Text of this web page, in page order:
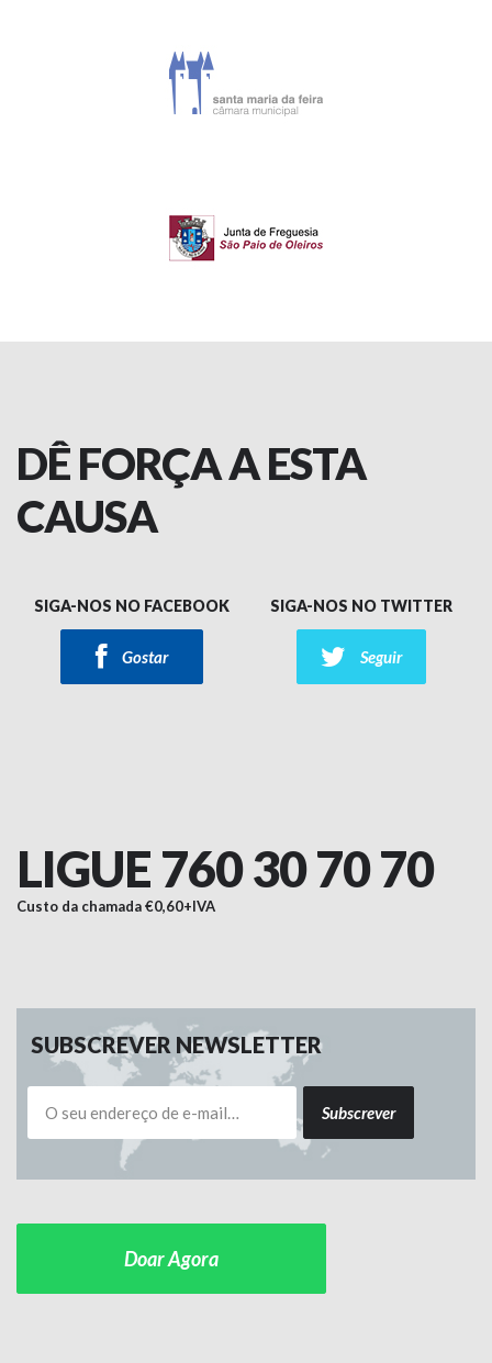
DÊ FORÇA A ESTA
CAUSA
SIGA-NOS NO FACEBOOK
Gostar
SIGA-NOS NO TWITTER
Seguir
LIGUE 760 30 70 70
Custo da chamada €0,60+IVA
SUBSCREVER NEWSLETTER
Subscrever
Doar Agora